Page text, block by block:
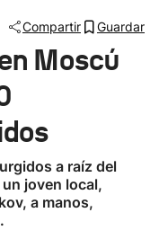
Compartir Guardar
Moscú
a raíz del
joven local,
a manos,